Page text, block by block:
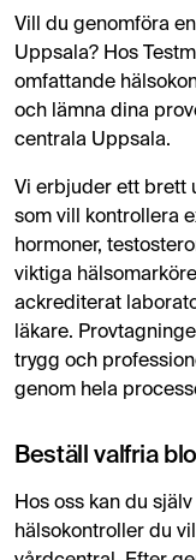
Vill du genomföra
Uppsala? Hos
omfattande
och lämna dina
centrala Uppsala.
Vi erbjuder ett brett
som vill kontrollera
hormoner,
viktiga
ackrediterat
läkare.
trygg och
genom hela
Beställ valfria
Hos oss kan du
hälsokontroller du